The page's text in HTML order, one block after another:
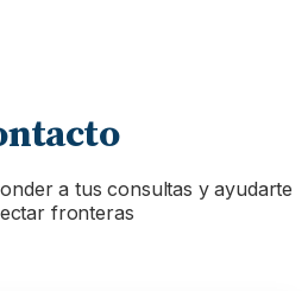
a tus consultas y ayudarte
fronteras